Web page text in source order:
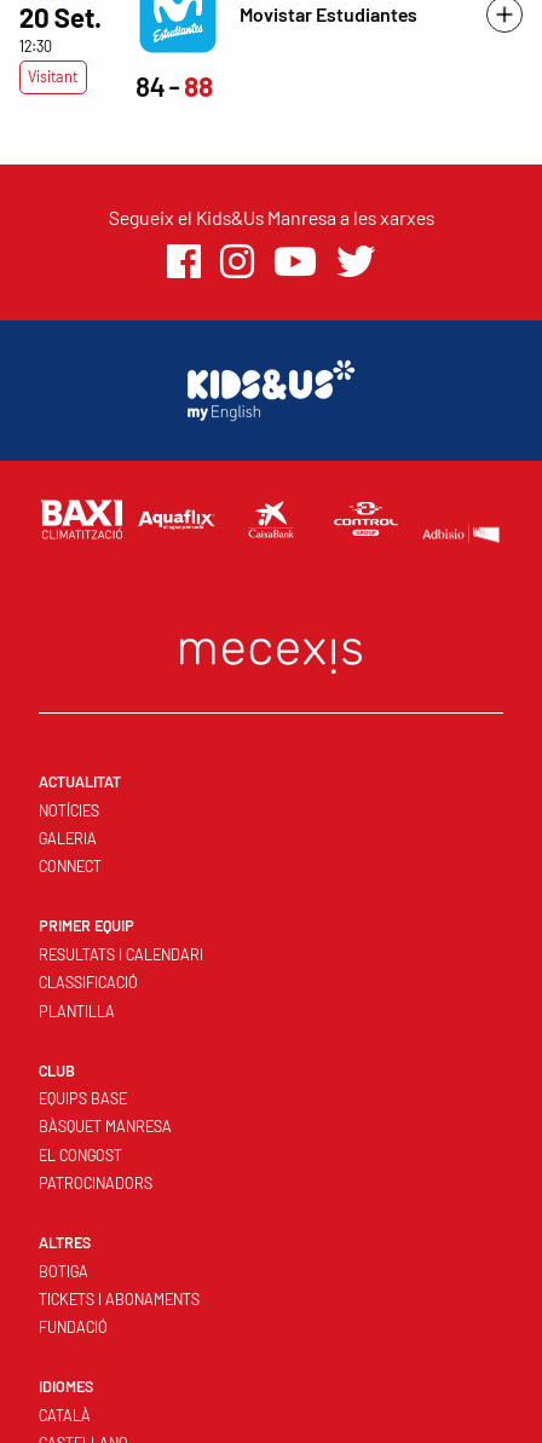
20 Set.
12:30
Visitant
Movistar Estudiantes
84 88
Segueix el Kids&Us Manresa a les xarxes
ACTUALITAT
NOTÍCIES
GALERIA
CONNECT
PRIMER EQUIP
RESULTATS I CALENDARI
CLASSIFICACIÓ
PLANTILLA
CLUB
EQUIPS BASE
BÀSQUET MANRESA
EL CONGOST
PATROCINADORS
ALTRES
BOTIGA
TICKETS I ABONAMENTS
FUNDACIÓ
IDIOMES
CATALÀ